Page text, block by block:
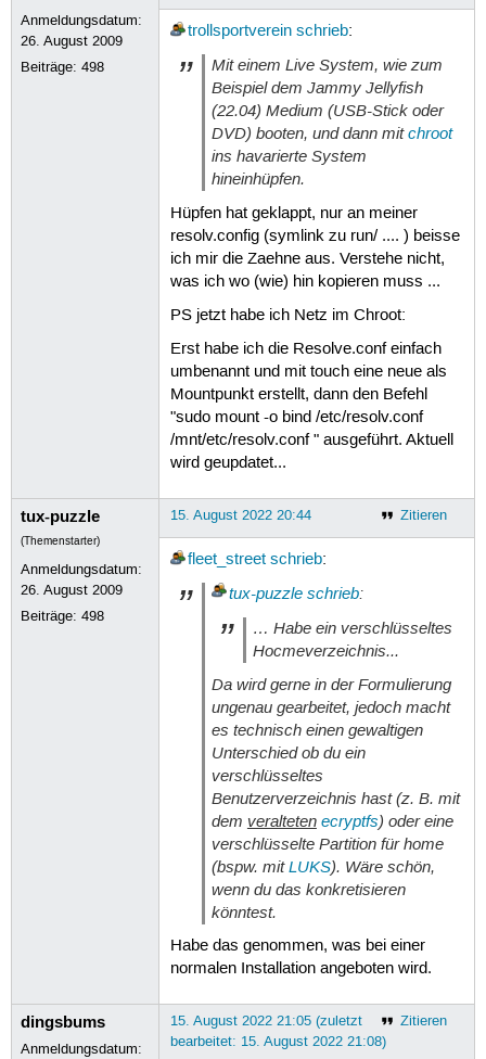
Anmeldungsdatum:
26. August 2009
Beiträge:498
trollsportverein schrieb:
Mit einem Live System, wie zum
Beispiel dem Jammy Jellyfish
(22.04) Medium (USB-Stick oder
DVD) booten, und dann mitchroot
ins havarierte System
hineinhüpfen.
Hüpfen hat geklappt, nur an meiner
resolv.config (symlink zu run/ .... ) beisse
ich mir die Zaehne aus. Verstehe nicht,
was ich wo (wie) hin kopieren muss ...
PS jetzt habe ich Netz im Chroot:
Erst habe ich die Resolve.conf einfach
umbenannt und mit touch eine neue als
Mountpunkt erstellt, dann den Befehl
"sudo mount -o bind /etc/resolv.conf
/mnt/etc/resolv.conf " ausgeführt. Aktuell
wird geupdatet...
tux-puzzle
(Themenstarter)
Anmeldungsdatum:
26. August 2009
Beiträge:498
Zitieren
15. August 2022 20:44
fleet_street schrieb:
tux-puzzle schrieb:
… Habe ein verschlüsseltes
Hocmeverzeichnis...
Da wird gerne in der Formulierung
ungenau gearbeitet, jedoch macht
es technisch einen gewaltigen
Unterschied ob du ein
verschlüsseltes
Benutzerverzeichnis hast (z. B. mit
dem veralteten ecryptfs) oder eine
verschlüsselte Partition für home
(bspw. mitLUKS). Wäre schön,
wenn du das konkretisieren
könntest.
Habe das genommen, was bei einer
normalen Installation angeboten wird.
dingsbums
Anmeldungsdatum:
Zitieren
15. August 2022 21:05 (zuletzt
bearbeitet: 15. August 2022 21:08)